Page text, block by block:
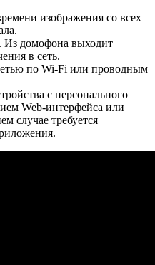
изображения со всех
Из домофона выходит
в сеть.
по Wi-Fi или проводным
с персонального
Web-интерфейса или
случае требуется